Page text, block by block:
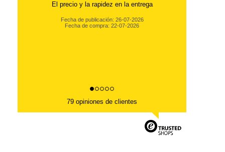
79 opiniones de clientes